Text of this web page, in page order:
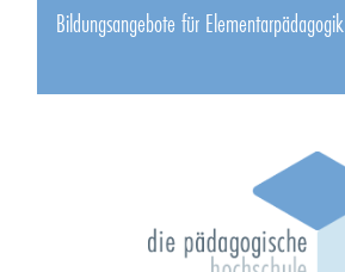
Bildungsangebote für Elementarpädagogik